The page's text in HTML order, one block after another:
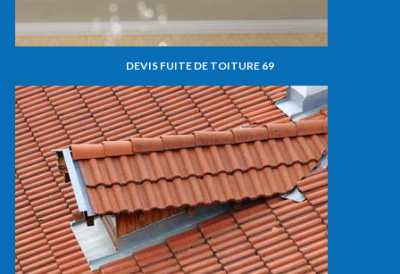
DEVIS FUITE DE TOITURE 69